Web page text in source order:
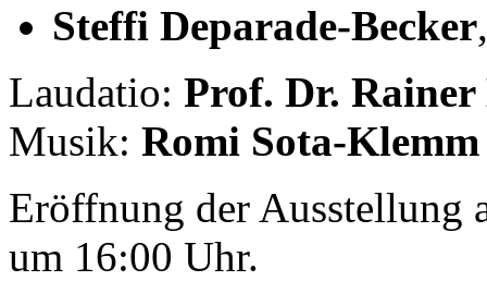
Steffi Deparade-Becker
Laudatio: Prof. Dr. Rainer
Musik: Romi Sota-Klemm
Eröffnung der Ausstellung
um 16:00 Uhr.